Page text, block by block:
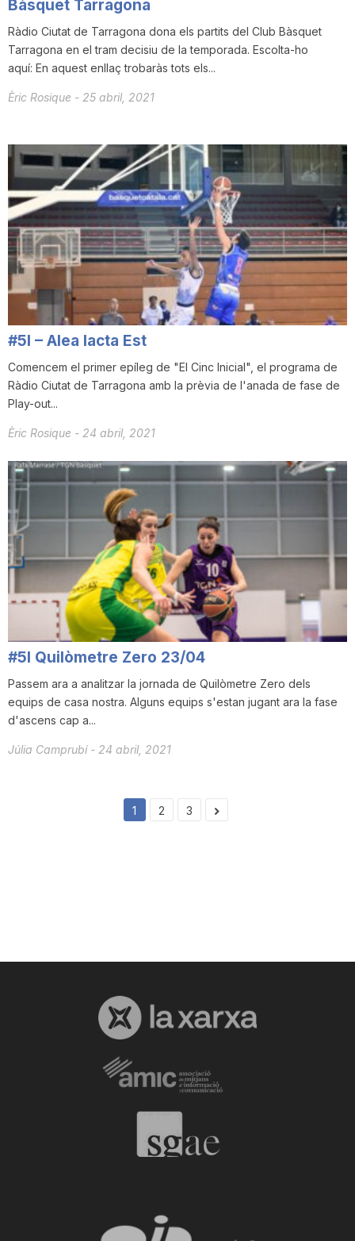
Bàsquet Tarragona
Ràdio Ciutat de Tarragona dona els partits del Club Bàsquet
Tarragona en el tram decisiu de la temporada. Escolta-ho
aquí: En aquest enllaç trobaràs tots els...
Èric Rosique - 25 abril, 2021
#5I – Alea Iacta Est
Comencem el primer epíleg de "El Cinc Inicial", el programa de
Ràdio Ciutat de Tarragona amb la prèvia de l'anada de fase de
Play-out...
Èric Rosique - 24 abril, 2021
#5I Quilòmetre Zero 23/04
Passem ara a analitzar la jornada de Quilòmetre Zero dels
equips de casa nostra. Alguns equips s'estan jugant ara la fase
d'ascens cap a...
Júlia Camprubí - 24 abril, 2021
1 2 3